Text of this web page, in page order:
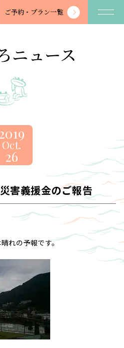
ご予約・ プラン一覧
ニュース
Oct.
26
害義援金のご報告
れの予報です。